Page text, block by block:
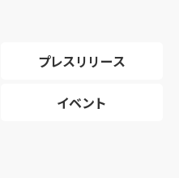
プレスリリース
イベント